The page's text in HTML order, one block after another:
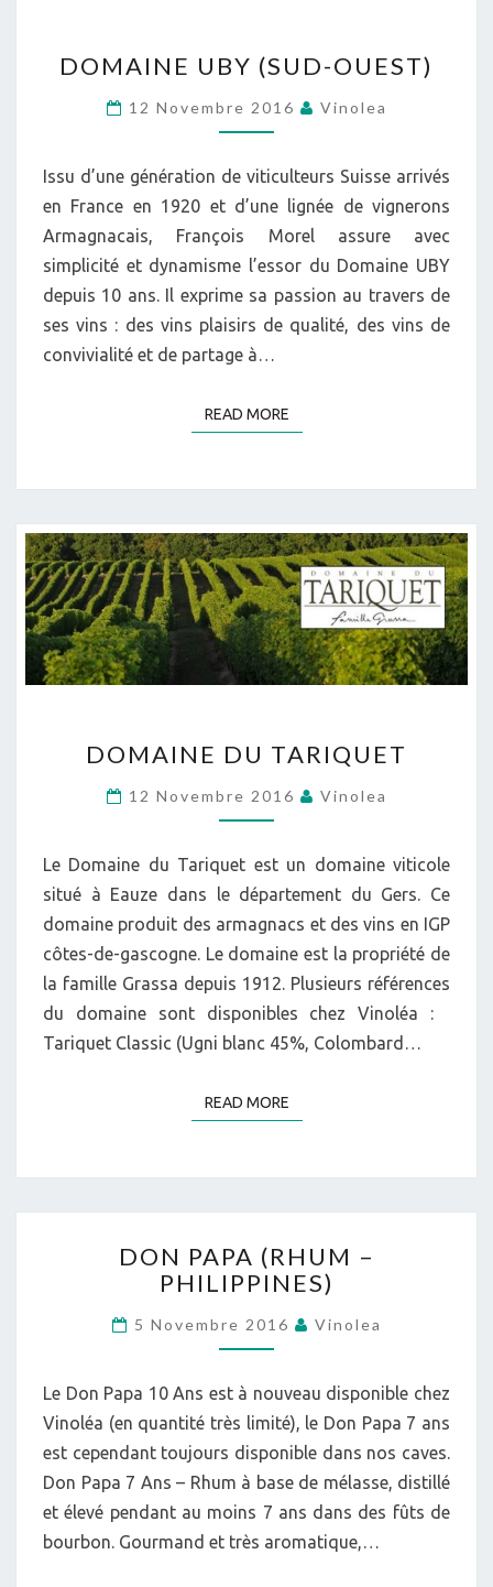
UBY
OUEST)
DOMAINE UBY (SUD-OUEST)
12 Novembre 2016 Vinolea
Issu d’une génération de viticulteurs Suisse arrivés
en France en 1920 et d’une lignée de vignerons
Armagnacais, François Morel assure avec
simplicité et dynamisme l’essor du Domaine UBY
depuis 10 ans. Il exprime sa passion au travers de
ses vins : des vins plaisirs de qualité, des vins de
convivialité et de partage à…
READ MOREREAD MORE
DU
DOMAINE DU TARIQUET
12 Novembre 2016 Vinolea
Le Domaine du Tariquet est un domaine viticole
situé à Eauze dans le département du Gers. Ce
domaine produit des armagnacs et des vins en IGP
côtes-de-gascogne. Le domaine est la propriété de
la famille Grassa depuis 1912. Plusieurs références
du domaine sont disponibles chez Vinoléa :
Tariquet Classic (Ugni blanc 45%, Colombard…
READ MOREREAD MORE
PAPA
(RHUM
PHILIPPINES)
DON PAPA (RHUM –
PHILIPPINES)
5 Novembre 2016 Vinolea
Le Don Papa 10 Ans est à nouveau disponible chez
Vinoléa (en quantité très limité), le Don Papa 7 ans
est cependant toujours disponible dans nos caves.
Don Papa 7 Ans – Rhum à base de mélasse, distillé
et élevé pendant au moins 7 ans dans des fûts de
bourbon. Gourmand et très aromatique,…